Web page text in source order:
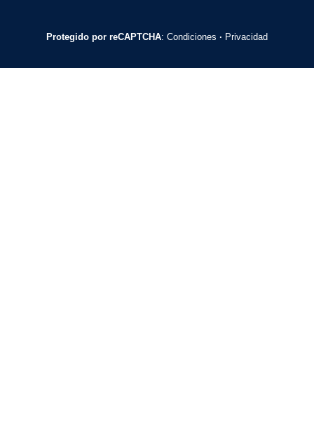
Protegido por reCAPTCHA: Condiciones · Privacidad